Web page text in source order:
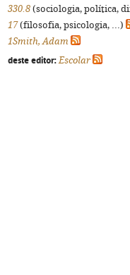
330.8 (sociologia, política,
17(filosofia, psicologia, ...)
1Smith, Adam
deste editor: Escolar